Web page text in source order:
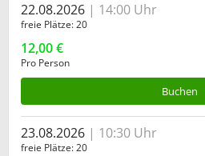
22.08.2026 14:00 Uhr
freie Plätze 20
12,00 €
Pro Person
Buchen
23.08.2026 10:30 Uhr
freie Plätze 20